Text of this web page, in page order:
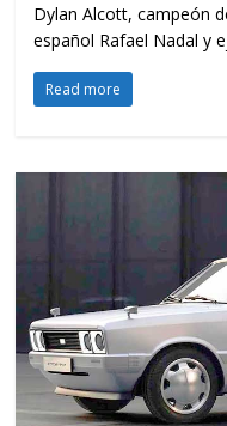
Dylan Alcott, campeón
español Rafael Nadal y
Read more